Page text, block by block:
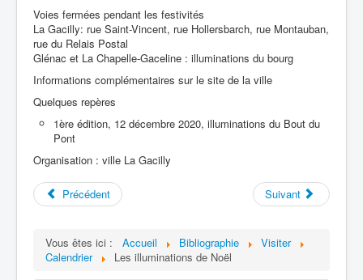
Voies fermées pendant les festivités
La Gacilly: rue Saint-Vincent, rue Hollersbarch, rue Montauban,
rue du Relais Postal
Glénac et La Chapelle-Gaceline : illuminations du bourg
Informations complémentaires sur le site de la ville
Quelques repères
1ère édition, 12 décembre 2020, illuminations du Bout du
Pont
Organisation : ville La Gacilly
Précédent Suivant
Vous êtes ici : Accueil Bibliographie
Visiter
Calendrier
Les illuminations de Noël